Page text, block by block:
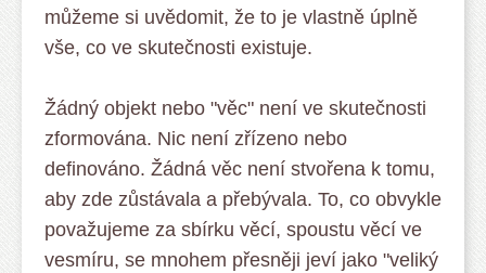
můžeme si uvědomit, že to je vlastně úplně
vše, co ve skutečnosti existuje.
Žádný objekt nebo "věc" není ve skutečnosti
zformována. Nic není zřízeno nebo
definováno. Žádná věc není stvořena k tomu,
aby zde zůstávala a přebývala. To, co obvykle
považujeme za sbírku věcí, spoustu věcí ve
vesmíru, se mnohem přesněji jeví jako "veliký